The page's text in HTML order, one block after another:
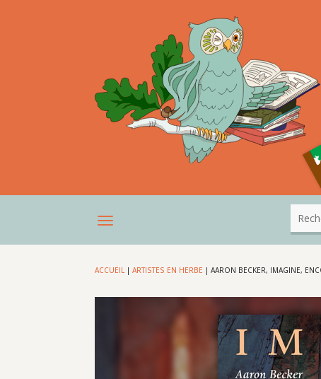
ACCUEIL |ARTISTES EN HERBE |AARON BECKER, IMAGINE,